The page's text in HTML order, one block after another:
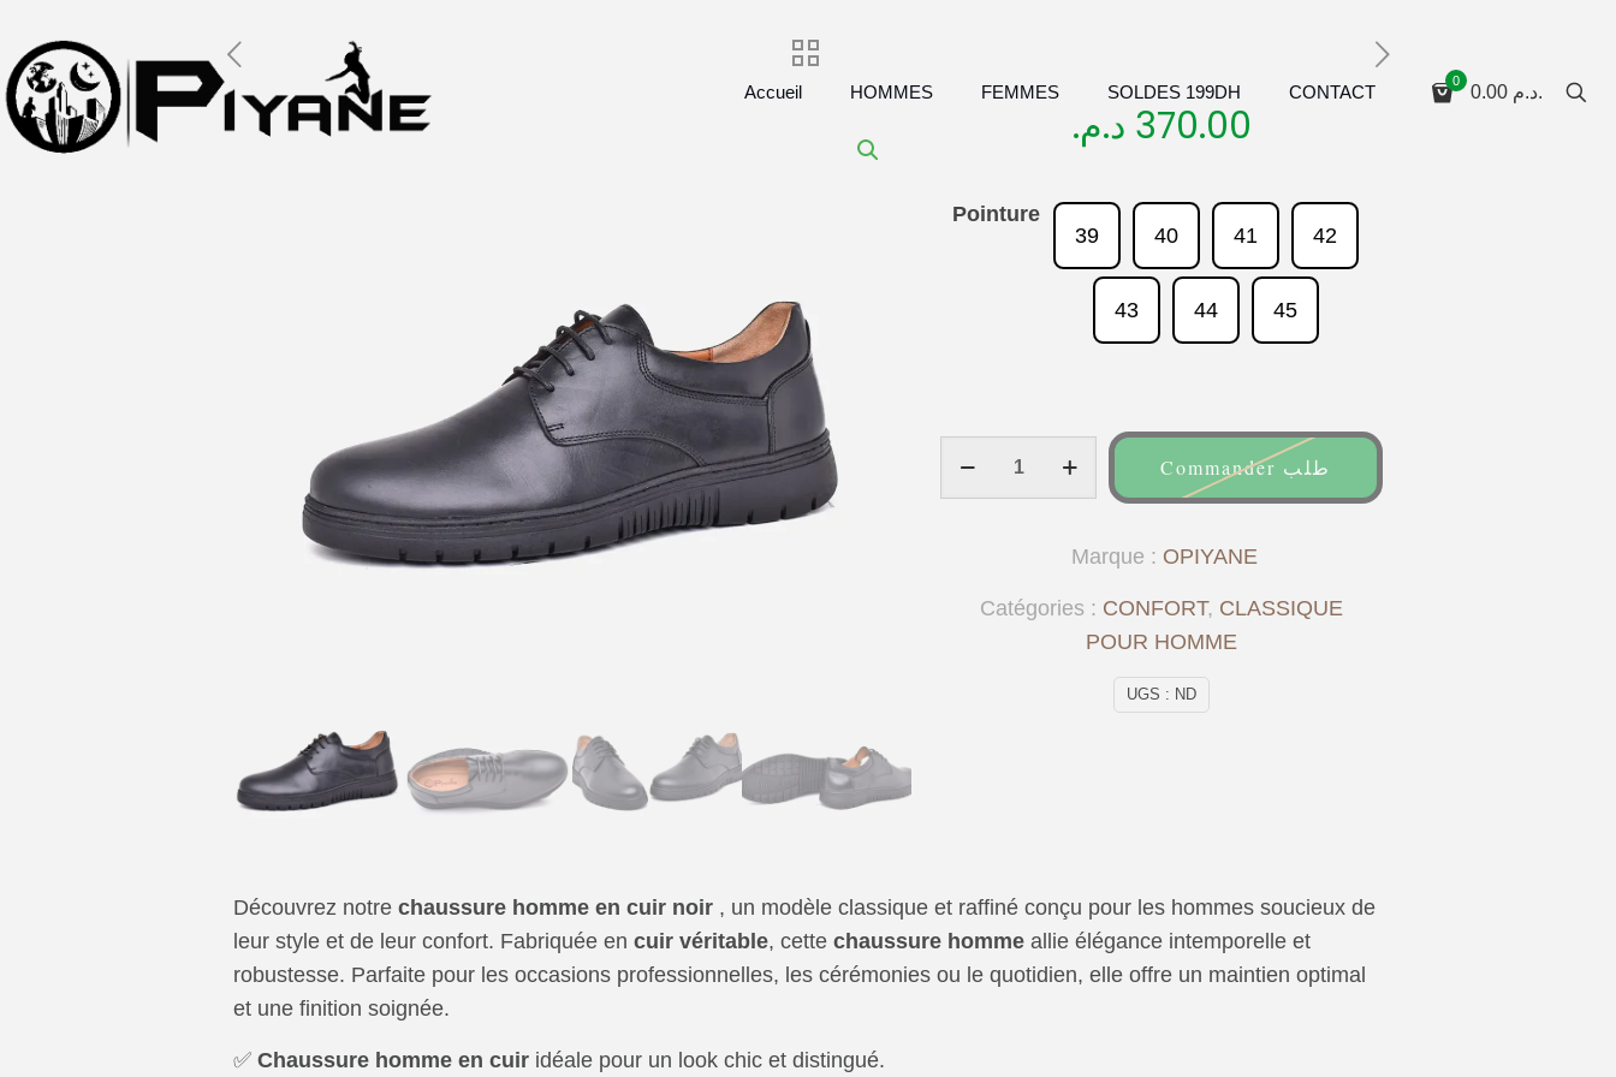
Accueil HOMMES FEMMES SOLDES 199DH CONTACT
0
0.00 د.م.
370.00 د.م.
Pointure
39
40 41 42
43 44 45
Commander طلب
UGS : ND
Catégories : CONFORT, CLASSIQUE
POUR HOMME
Marque : OPIYANE
Découvrez notre chaussure homme en cuir noir , un modèle classique et raffiné conçu pour les hommes soucieux de
leur style et de leur confort. Fabriquée en cuir véritable, cette chaussure homme allie élégance intemporelle et
robustesse. Parfaite pour les occasions professionnelles, les cérémonies ou le quotidien, elle offre un maintien optimal
et une finition soignée.
✅ Chaussure homme en cuir idéale pour un look chic et distingué.